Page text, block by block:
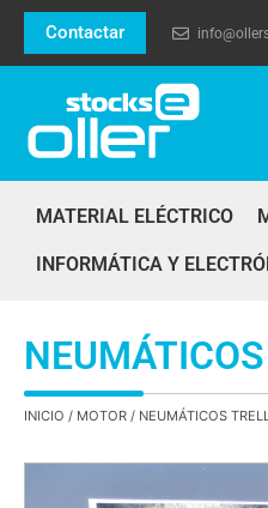
Contactar
MATERIAL ELÉCTRICO
INFORMÁTICA Y
INICIO / MOTOR / NEUMÁTICOS